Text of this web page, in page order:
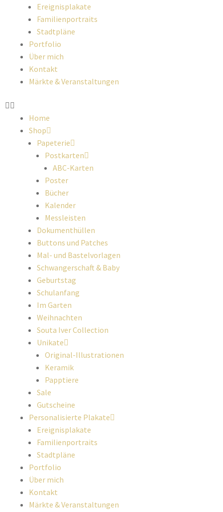
Ereignisplakate
Familienportraits
Stadtpläne
Portfolio
Über mich
Kontakt
Märkte & Veranstaltungen
Home
Shop
Papeterie
Postkarten
ABC-Karten
Poster
Bücher
Kalender
Messleisten
Dokumenthüllen
Buttons und Patches
Mal- und Bastelvorlagen
Schwangerschaft & Baby
Geburtstag
Schulanfang
Im Garten
Weihnachten
Souta Iver Collection
Unikate
Original-Illustrationen
Keramik
Papptiere
Sale
Gutscheine
Personalisierte Plakate
Ereignisplakate
Familienportraits
Stadtpläne
Portfolio
Über mich
Kontakt
Märkte & Veranstaltungen